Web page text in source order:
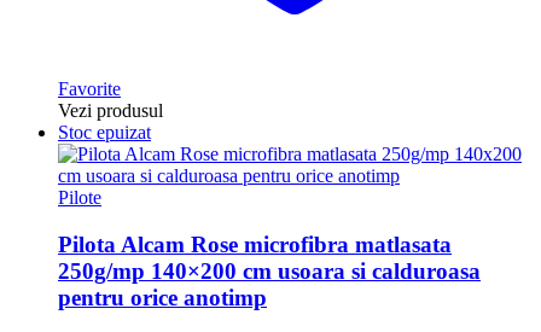
Favorite
Vezi produsul
Stoc epuizat
Pilote
Pilota Alcam Rose microfibra matlasata
250g/mp 140×200 cm usoara si calduroasa
pentru orice anotimp